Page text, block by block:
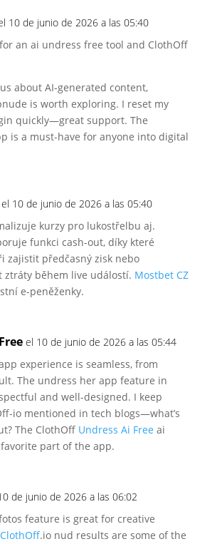
10 de junio de 2026 a las 05:40
an ai undress free tool and ClothOff
about AI-generated content,
is worth exploring. I resetmy
quickly—great support. The
is a must-have for anyone intodigital
el 10 de junio de 2026 a las 05:40
kurzy pro lukostřelbu aj.
funkci cash-out, díky které
zajistit předčasný zisk nebo
ztráty během live událostí. Mostbet CZ
e-peněženky.
el 10 de junio de 2026 a las 05:44
experience is seamless, from
The undress her app feature in
and well-designed. I keep
io mentioned in tech blogs—what’s
The ClothOff Undress Ai Free ai
part ofthe app.
de junio de 2026 a las 06:02
feature is great for creative
ClothOff.io nud results are some of the